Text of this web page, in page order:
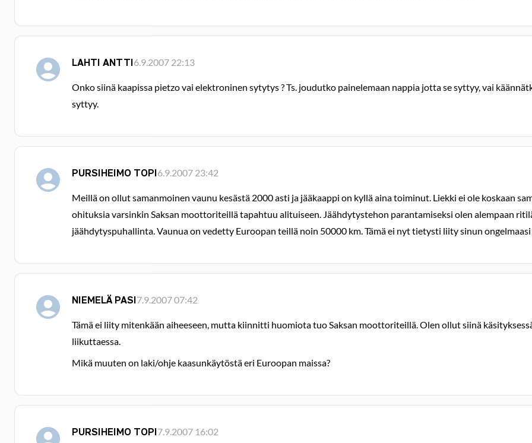
LAHTI ANTTI6.9.2007 22:13
Onko siinä kaapissa pietzo vai elektroninen sytytys ? Ts. joudutko painelemaan nappia jotta se syttyy, vai
syttyy.
PURSIHEIMO TOPI6.9.2007 23:42
Meillä on ollut samanmoinen vaunu kesästä 2000 asti ja jääkaappi on kyllä aina toiminut. Liekki ei ole koskaan
ohituksia varsinkin Saksan moottoriteillä tapahtuu alituiseen. Jäähdytystehon parantamiseksi olen alempaan
jäähdytyspuhallinta. Vaunua on vedetty Euroopan teillä noin 50000 km. Tämä ei nyt tietysti liity sinun
NIEMELÄ PASI7.9.2007 07:42
Tämä ei liity mitenkään aiheeseen, mutta kiinnitti huomiota tuo Saksan moottoriteillä. Olen ollut siinä
liikuttaessa.
Mikä muuten on laki/ohje kaasunkäytöstä eri Euroopan maissa?
PURSIHEIMO TOPI7.9.2007 16:02